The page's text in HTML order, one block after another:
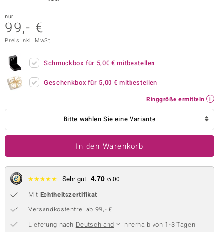
BY DE MELO
Collection
nur
99,- €
Preis inkl. MwSt.
Schmuckbox für 5,00 € mitbestellen
Geschenkbox für 5,00 € mitbestellen
Ringgröße ermitteln
Bitte wählen Sie eine Variante
In den Warenkorb
★★★★★ Sehr gut 4.70 /5.00
Mit Echtheitszertifikat
Versandkostenfrei ab 99,- €
Lieferung nach Deutschland
innerhalb von 1-3 Tagen